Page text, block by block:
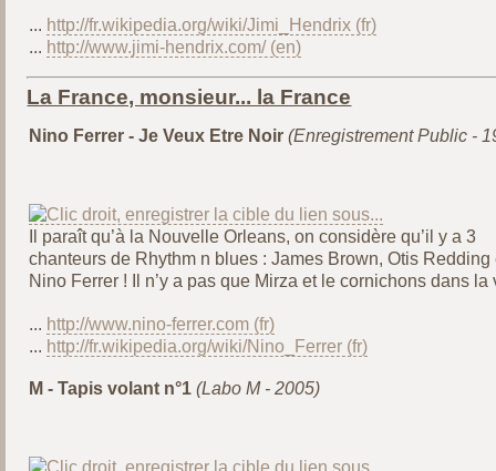
... http://fr.wikipedia.org/wiki/Jimi_Hendrix
... http://www.jimi-hendrix.com/
La France, monsieur... la France
Nino Ferrer - Je Veux Etre Noir (Enregistrement Public -
Il paraît qu’à la Nouvelle Orleans, on considère qu’il y a 3
chanteurs de Rhythm n blues : James Brown, Otis Redding
Nino Ferrer ! Il n’y a pas que Mirza et le cornichons dans la
... http://www.nino-ferrer.com
... http://fr.wikipedia.org/wiki/Nino_Ferrer
M - Tapis volant n°1 (Labo M - 2005)